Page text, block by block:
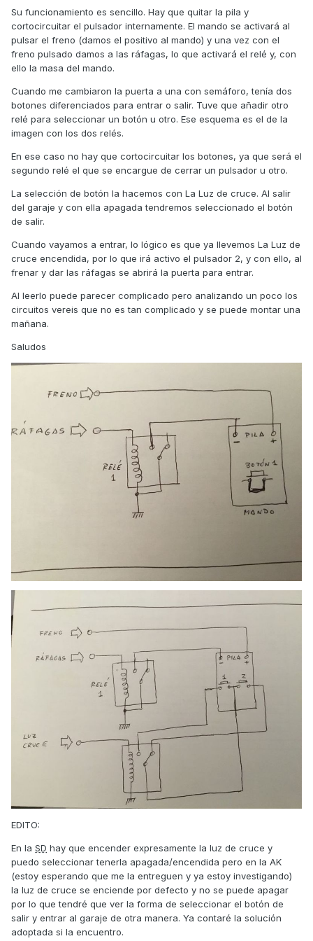
Su funcionamiento es sencillo. Hay que quitar la pila y
cortocircuitar el pulsador internamente. El mando se activará al
pulsar el freno (damos el positivo al mando) y una vez con el
freno pulsado damos a las ráfagas, lo que activará el relé y, con
ello la masa del mando.
Cuando me cambiaron la puerta a una con semáforo, tenía dos
botones diferenciados para entrar o salir. Tuve que añadir otro
relé para seleccionar un botón u otro. Ese esquema es el de la
imagen con los dos relés.
En ese caso no hay que cortocircuitar los botones, ya que será el
segundo relé el que se encargue de cerrar un pulsador u otro.
La selección de botón la hacemos con La Luz de cruce. Al salir
del garaje y con ella apagada tendremos seleccionado el botón
de salir.
Cuando vayamos a entrar, lo lógico es que ya llevemos La Luz de
cruce encendida, por lo que irá activo el pulsador 2, y con ello, al
frenar y dar las ráfagas se abrirá la puerta para entrar.
Al leerlo puede parecer complicado pero analizando un poco los
circuitos vereis que no es tan complicado y se puede montar una
mañana.
Saludos
EDITO:
En la SD hay que encender expresamente la luz de cruce y
puedo seleccionar tenerla apagada/encendida pero en la AK
(estoy esperando que me la entreguen y ya estoy investigando)
la luz de cruce se enciende por defecto y no se puede apagar
por lo que tendré que ver la forma de seleccionar el botón de
salir y entrar al garaje de otra manera. Ya contaré la solución
adoptada si la encuentro.